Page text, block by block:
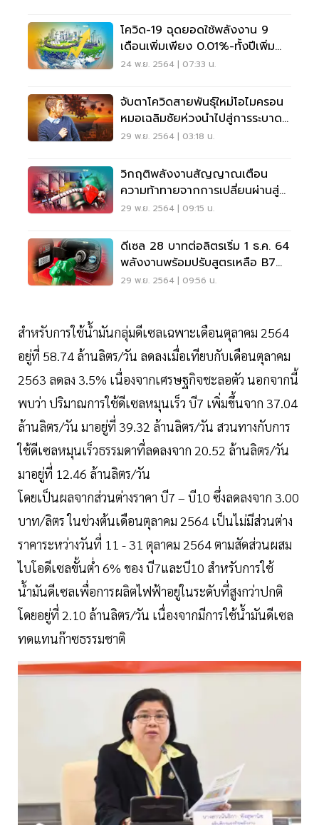
โควิด-19 ฉุดยอดใช้พลังงาน 9
เดือนเพิ่มเพียง 0.01%-ทั้งปีเพิ่ม
0.2%
24 พ.ย. 2564 | 07:33 น.
จับตาโควิดสายพันธุ์ใหม่โอไมครอน
หมอเฉลิมชัยห่วงนำไปสู่การระบาด
ระลอกใหม่
29 พ.ย. 2564 | 03:18 น.
วิกฤติพลังงานสัญญาณเตือน
ความท้าทายจากการเปลี่ยนผ่านสู่
พลังงานสะอาด
29 พ.ย. 2564 | 09:15 น.
ดีเซล 28 บาทต่อลิตรเริ่ม 1 ธ.ค. 64
พลังงานพร้อมปรับสูตรเหลือ B7
ชนิดเดียว
29 พ.ย. 2564 | 09:56 น.
สำหรับการใช้น้ำมันกลุ่มดีเซลเฉพาะเดือนตุลาคม 2564
อยู่ที่ 58.74 ล้านลิตร/วัน ลดลงเมื่อเทียบกับเดือนตุลาคม
2563 ลดลง 3.5% เนื่องจากเศรษฐกิจชะลอตัว นอกจากนี้
พบว่า ปริมาณการใช้ดีเซลหมุนเร็ว บี7 เพิ่มขึ้นจาก 37.04
ล้านลิตร/วัน มาอยู่ที่ 39.32 ล้านลิตร/วัน สวนทางกับการ
ใช้ดีเซลหมุนเร็วธรรมดาที่ลดลงจาก 20.52 ล้านลิตร/วัน
มาอยู่ที่ 12.46 ล้านลิตร/วัน
โดยเป็นผลจากส่วนต่างราคา บี7 – บี10 ซึ่งลดลงจาก 3.00
บาท/ลิตร ในช่วงต้นเดือนตุลาคม 2564 เป็นไม่มีส่วนต่าง
ราคาระหว่างวันที่ 11 - 31 ตุลาคม 2564 ตามสัดส่วนผสม
ไบโอดีเซลขั้นต่ำ 6% ของ บี7และบี10 สำหรับการใช้
น้ำมันดีเซลเพื่อการผลิตไฟฟ้าอยู่ในระดับที่สูงกว่าปกติ
โดยอยู่ที่ 2.10 ล้านลิตร/วัน เนื่องจากมีการใช้น้ำมันดีเซล
ทดแทนก๊าซธรรมชาติ